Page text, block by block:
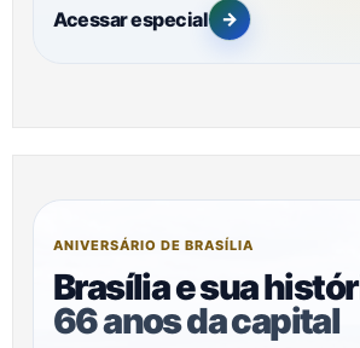
Acessar especial →
ANIVERSÁRIO DE BRASÍLIA
Brasília e sua
66 anos da capital